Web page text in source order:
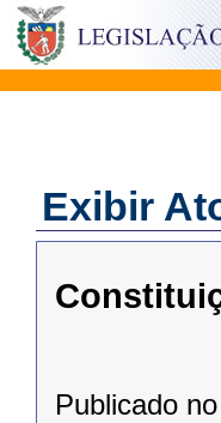
Exibir
Publicado